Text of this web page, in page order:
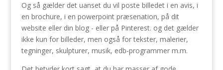
Og så gælder det uanset du vil poste billedet i en avis, i
en brochure, i en powerpoint præsenation, på dit
website eller din blog - eller på Pinterest. og det gælder
ikke kun for billeder, men også for tekster, malerier,
tegninger, skulpturer, musik, edb-programmer m.m.